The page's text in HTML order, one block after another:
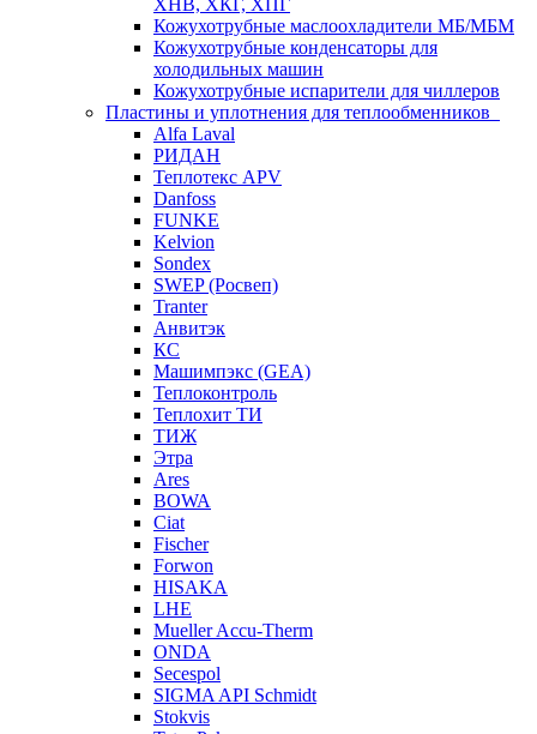
ХНВ, ХКГ, ХПГ
Кожухотрубные маслоохладители МБ/МБМ
Кожухотрубные конденсаторы для
холодильных машин
Кожухотрубные испарители для чиллеров
Пластины и уплотнения для теплообменников
Alfa Laval
РИДАН
Теплотекс APV
Danfoss
FUNKE
Kelvion
Sondex
SWEP (Росвеп)
Tranter
Анвитэк
КС
Машимпэкс (GEA)
Теплоконтроль
Теплохит ТИ
ТИЖ
Этра
Ares
BOWA
Ciat
Fischer
Forwon
HISAKA
LHE
Mueller Accu-Therm
ONDA
Secespol
SIGMA API Schmidt
Stokvis